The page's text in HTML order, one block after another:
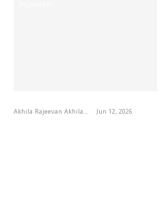
Akhila Rajeevan Akhila Rajeevan Jun 12, 2026